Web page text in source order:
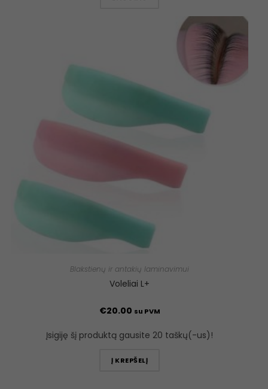
Blakstienų ir antakių laminavimui
Voleliai L+
€20.00 su PVM
Įsigiję šį produktą gausite 20 taškų(-us)!
Į KREPŠELĮ